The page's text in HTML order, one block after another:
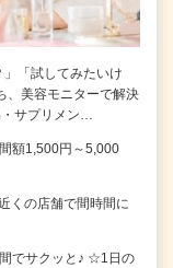
」「試してみたいけ
、美容モニターで解決
・サプリメン…
額1,500円～5,000
くの店舗で間時間に
でサクッと♪ ☆1日の